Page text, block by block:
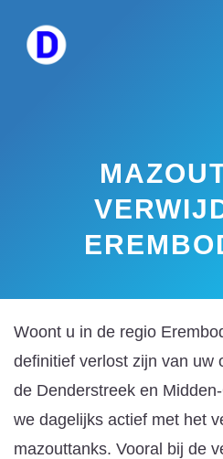
naar
Woont u in de regio
definitief verlost zijn van uw
de Denderstreek en
we dagelijks actief met het
mazouttanks. Vooral bij de